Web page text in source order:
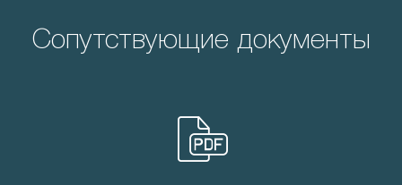
Сопутствующие документы